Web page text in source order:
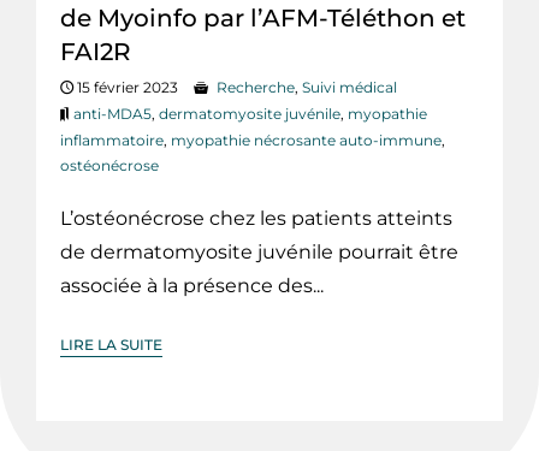
de Myoinfo par l’AFM-Téléthon et
FAI2R
15 février 2023 Recherche, Suivi médical
anti-MDA5, dermatomyosite juvénile, myopathie
inflammatoire, myopathie nécrosante auto-immune,
ostéonécrose
L’ostéonécrose chez les patients atteints
de dermatomyosite juvénile pourrait être
associée à la présence des...
LIRE LA SUITE